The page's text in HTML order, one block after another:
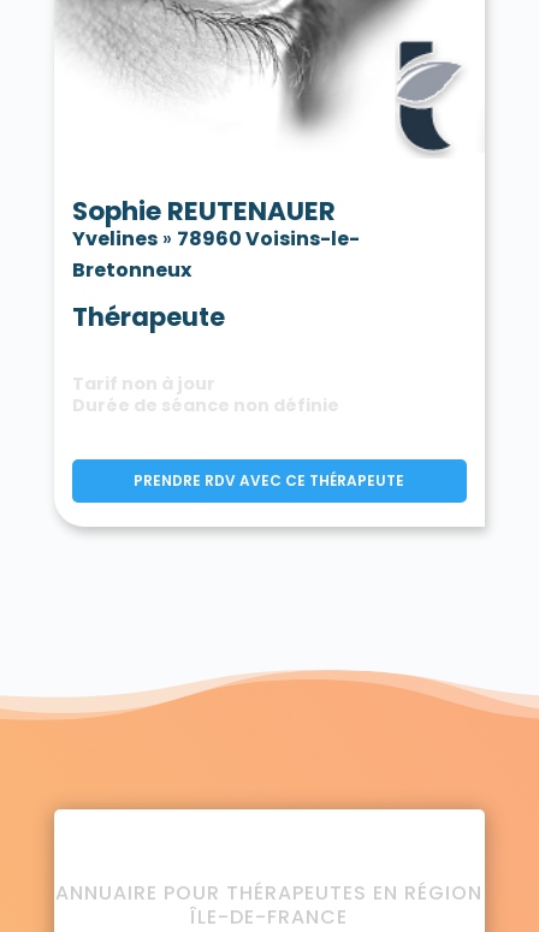
Sophie REUTENAUER
Yvelines» 78960 Voisins-le-
Bretonneux
Thérapeute
Tarif non à jour
Durée de séance non définie
PRENDRE RDV AVEC CE THÉRAPEUTE
ANNUAIRE POUR THÉRAPEUTES EN RÉGION
ÎLE-DE-FRANCE